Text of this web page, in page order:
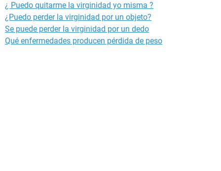
¿ Puedo quitarme la virginidad yo misma ?
¿Puedo perder la virginidad por un objeto?
Se puede perder la virginidad por un dedo
Qué enfermedades producen pérdida de peso